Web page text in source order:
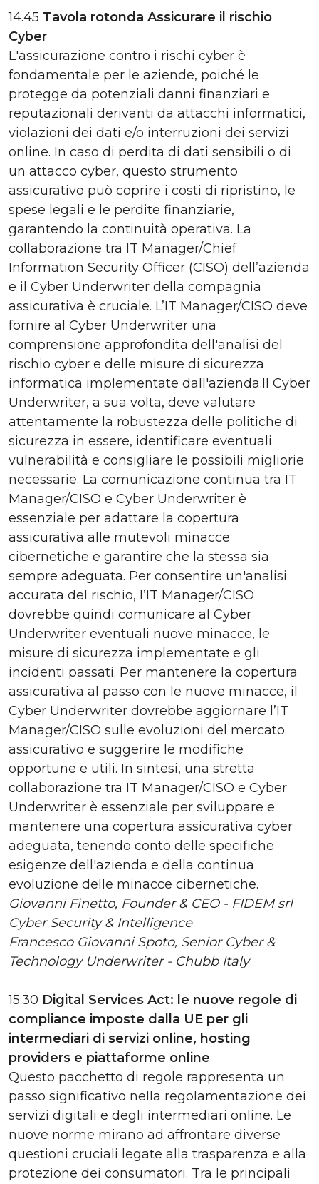
14.45 Tavola rotonda Assicurare il rischio
Cyber
L'assicurazione contro i rischi cyber è
fondamentale per le aziende, poiché le
protegge da potenziali danni finanziari e
reputazionali derivanti da attacchi informatici,
violazioni dei dati e/o interruzioni dei servizi
online. In caso di perdita di dati sensibili o di
un attacco cyber, questo strumento
assicurativo può coprire i costi di ripristino, le
spese legali e le perdite finanziarie,
garantendo la continuità operativa. La
collaborazione tra IT Manager/Chief
Information Security Officer (CISO) dell’azienda
e il Cyber Underwriter della compagnia
assicurativa è cruciale. L’IT Manager/CISO deve
fornire al Cyber Underwriter una
comprensione approfondita dell'analisi del
rischio cyber e delle misure di sicurezza
informatica implementate dall'azienda.Il Cyber
Underwriter, a sua volta, deve valutare
attentamente la robustezza delle politiche di
sicurezza in essere, identificare eventuali
vulnerabilità e consigliare le possibili migliorie
necessarie. La comunicazione continua tra IT
Manager/CISO e Cyber Underwriter è
essenziale per adattare la copertura
assicurativa alle mutevoli minacce
cibernetiche e garantire che la stessa sia
sempre adeguata. Per consentire un'analisi
accurata del rischio, l’IT Manager/CISO
dovrebbe quindi comunicare al Cyber
Underwriter eventuali nuove minacce, le
misure di sicurezza implementate e gli
incidenti passati. Per mantenere la copertura
assicurativa al passo con le nuove minacce, il
Cyber Underwriter dovrebbe aggiornare l’IT
Manager/CISO sulle evoluzioni del mercato
assicurativo e suggerire le modifiche
opportune e utili. In sintesi, una stretta
collaborazione tra IT Manager/CISO e Cyber
Underwriter è essenziale per sviluppare e
mantenere una copertura assicurativa cyber
adeguata, tenendo conto delle specifiche
esigenze dell'azienda e della continua
evoluzione delle minacce cibernetiche.
Giovanni Finetto, Founder & CEO - FIDEM srl
Cyber Security & Intelligence
Francesco Giovanni Spoto, Senior Cyber &
Technology Underwriter - Chubb Italy
15.30 Digital Services Act: le nuove regole di
compliance imposte dalla UE per gli
intermediari di servizi online, hosting
providers e piattaforme online
Questo pacchetto di regole rappresenta un
passo significativo nella regolamentazione dei
servizi digitali e degli intermediari online. Le
nuove norme mirano ad affrontare diverse
questioni cruciali legate alla trasparenza e alla
protezione dei consumatori. Tra le principali